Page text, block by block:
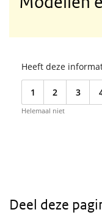
Heeft deze
1 2 3
Helemaal niet
Deel deze